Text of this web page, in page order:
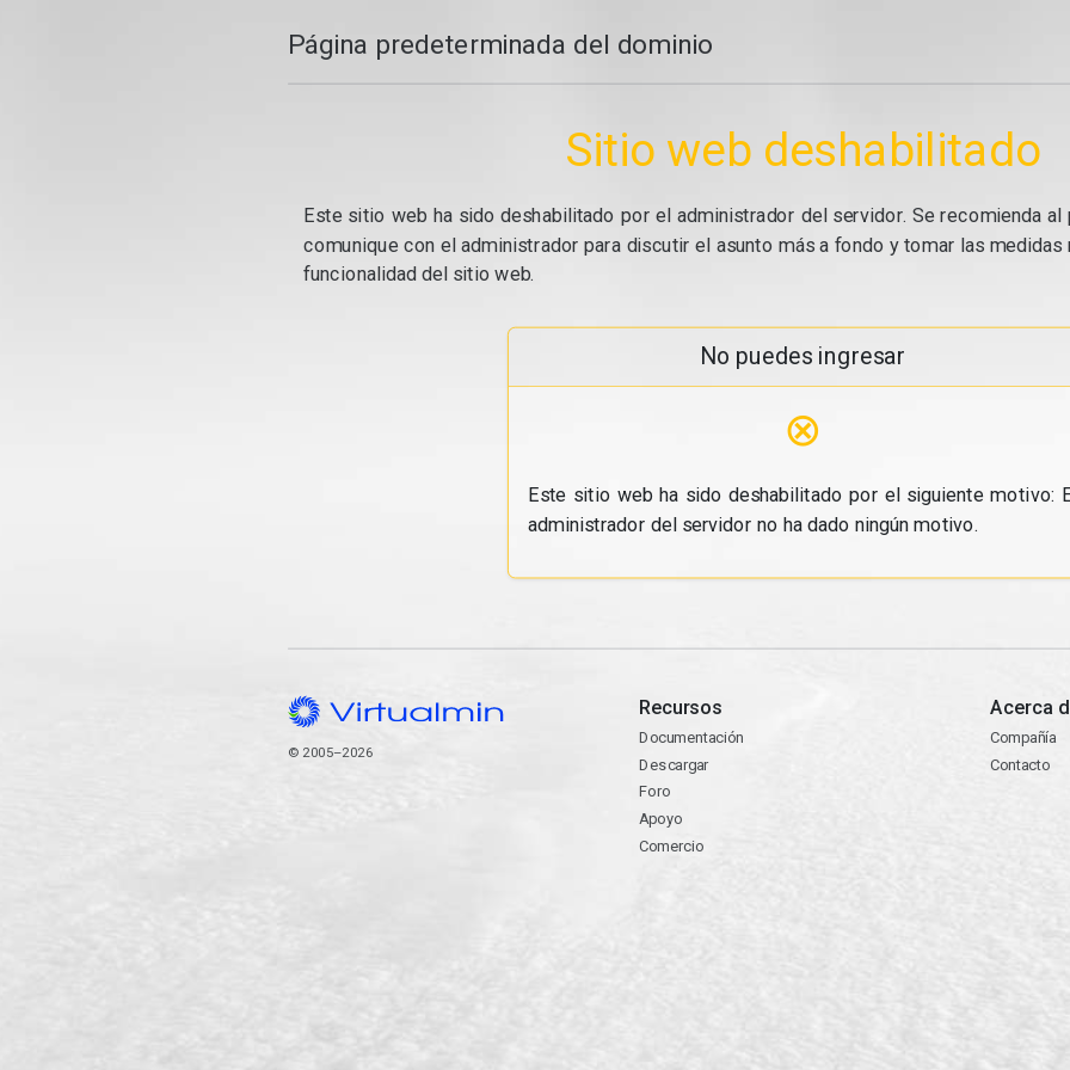
Página predeterminada del dominio
Sitio web deshabilitado
Este sitio web ha sido deshabilitado por el administrador del servidor. Se recomienda
comunique con el administrador para discutir el asunto más a fondo y tomar las medidas
funcionalidad del sitio web.
No puedes ingresar
⊗
Este sitio web ha sido deshabilitado por el siguiente motivo:
administrador del servidor no ha dado ningún motivo.
© 2005–2026
Recursos
Documentación
Descargar
Foro
Apoyo
Comercio
Acerca
Compañía
Contacto